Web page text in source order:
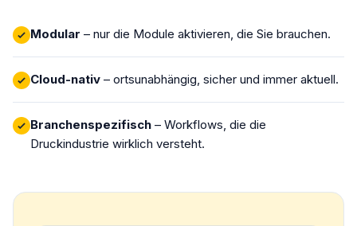
Modular – nur die Module aktivieren, die Sie brauchen.
Cloud-nativ – ortsunabhängig, sicher und immer aktuell.
Branchenspezifisch – Workflows, die die
Druckindustrie wirklich versteht.